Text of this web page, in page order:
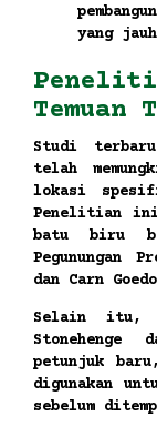
yang
Temuan
Studi
telah
lokasi
Penelitian ini
batu biru
Pegunungan
dan Carn
Selain itu,
Stonehenge
petunjuk
digunakan
sebelum